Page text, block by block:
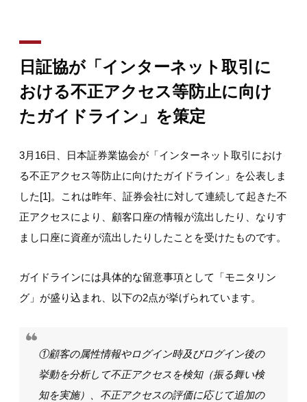
日証協が「インターネット取引に
おける不正アクセス等防止に向け
たガイドライン」を策定
3月16日、日本証券業協会が「インターネット取引におけ
る不正アクセス等防止に向けたガイドライン」を公表しま
した[1]。これは昨年、証券会社に対して連続して起きた不
正アクセスにより、顧客口座の情報が流出したり、なりす
まし口座に資産が流出したりしたことを受けたものです。
ガイドラインには具体的な留意事項として「モニタリン
グ」が盛り込まれ、以下の2点が挙げられています。
①顧客の属性情報やログイン時及びログイン後の
挙動を分析して不正アクセスを検知（振る舞い検
知を実施）、不正アクセスの評価に応じて追加の